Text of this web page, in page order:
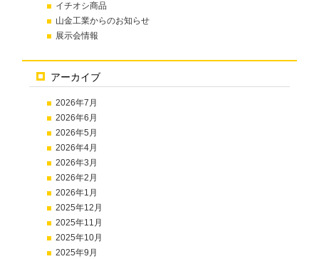
イチオシ商品
山金工業からのお知らせ
展示会情報
アーカイブ
2026年7月
2026年6月
2026年5月
2026年4月
2026年3月
2026年2月
2026年1月
2025年12月
2025年11月
2025年10月
2025年9月